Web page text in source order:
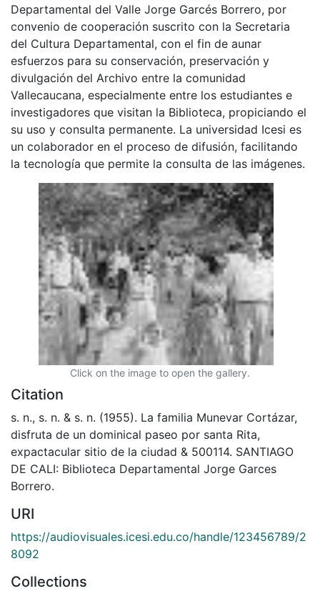
Departamental del Valle Jorge Garcés Borrero, por
convenio de cooperación suscrito con la Secretaria
del Cultura Departamental, con el fin de aunar
esfuerzos para su conservación, preservación y
divulgación del Archivo entre la comunidad
Vallecaucana, especialmente entre los estudiantes e
investigadores que visitan la Biblioteca, propiciando el
su uso y consulta permanente. La universidad Icesi es
un colaborador en el proceso de difusión, facilitando
la tecnología que permite la consulta de las imágenes.
Click on the image to open the gallery.
Citation
s. n., s. n. & s. n. (1955). La familia Munevar Cortázar,
disfruta de un dominical paseo por santa Rita,
expactacular sitio de la ciudad & 500114. SANTIAGO
DE CALI: Biblioteca Departamental Jorge Garces
Borrero.
URI
https://audiovisuales.icesi.edu.co/handle/123456789/2
8092
Collections